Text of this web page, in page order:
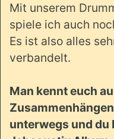
Mit unserem
spiele ich auch
Es ist also alles
verbandelt.
Man kennt euch
unterwegs und du